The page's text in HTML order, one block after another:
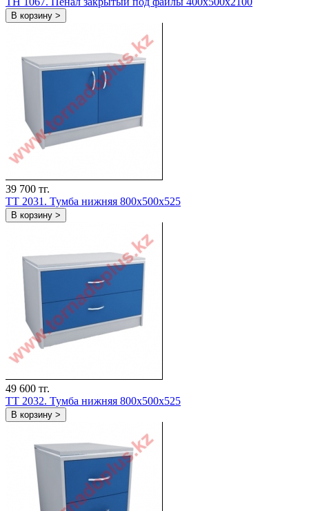
В корзину >
39 700 тг.
TT 2031. Тумба нижняя 800х500х525
В корзину >
49 600 тг.
TT 2032. Тумба нижняя 800х500х525
В корзину >